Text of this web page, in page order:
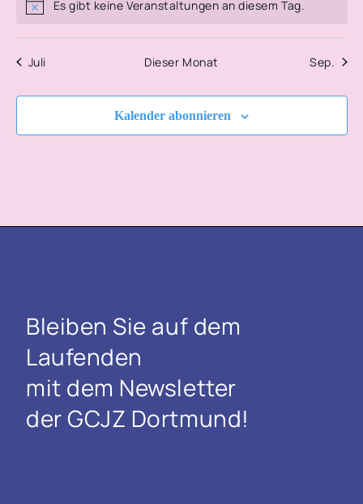
HinweisEs gibt keine Veranstaltungen an diesem Tag.
Juli Dieser Monat Sep.
Kalender abonnieren
Bleiben Sie auf dem
Laufenden
mit dem Newsletter
der GCJZ Dortmund!